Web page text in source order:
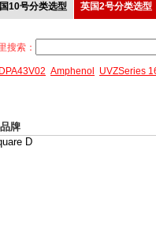
10号分类选型 英国2号分类选型
搜索：
Amphenol UVZSeries
牌